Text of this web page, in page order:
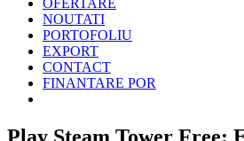
OFERTARE
NOUTATI
PORTOFOLIU
EXPORT
CONTACT
FINANTARE POR